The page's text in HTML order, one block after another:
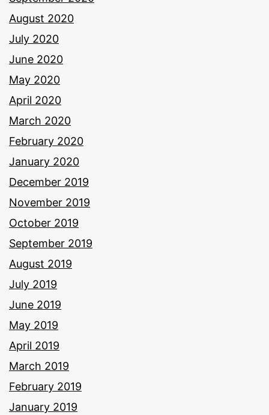
August 2020
July 2020
June 2020
May 2020
April 2020
March 2020
February 2020
January 2020
December 2019
November 2019
October 2019
September 2019
August 2019
July 2019
June 2019
May 2019
April 2019
March 2019
February 2019
January 2019